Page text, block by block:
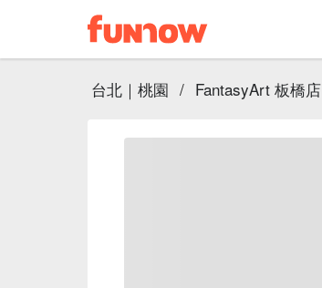
台北｜桃園 / FantasyArt 板橋店